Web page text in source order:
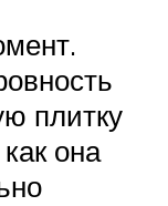
плитку
она